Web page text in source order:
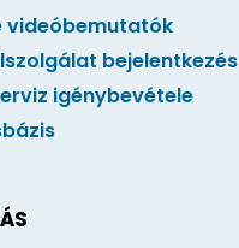
videóbemutatók
bejelentkezés
igénybevétele